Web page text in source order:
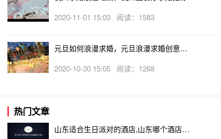
2020-11-01 15:03 阅读：1583
元旦如何浪漫求婚，元旦浪漫求婚创意攻
2020-10-30 15:05 阅读：1268
热门文章
山东适合生日派对的酒店,山东哪个酒店有